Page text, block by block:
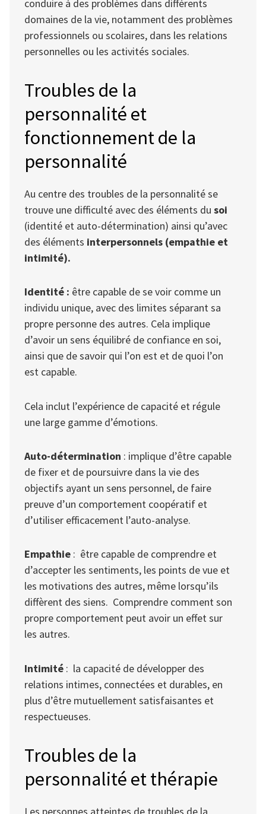
conduire à des problèmes dans différents
domaines de la vie, notamment des problèmes
professionnels ou scolaires, dans les relations
personnelles ou les activités sociales.
Troubles de la
personnalité et
fonctionnement de la
personnalité
Au centre des troubles de la personnalité se
trouve une difficulté avec des éléments du soi
(identité et auto-détermination) ainsi qu’avec
des éléments interpersonnels (empathie et
intimité).
Identité : être capable de se voir comme un
individu unique, avec des limites séparant sa
propre personne des autres. Cela implique
d’avoir un sens équilibré de confiance en soi,
ainsi que de savoir qui l’on est et de quoi l’on
est capable.
Cela inclut l’expérience de capacité et régule
une large gamme d’émotions.
Auto-détermination : implique d’être capable
de fixer et de poursuivre dans la vie des
objectifs ayant un sens personnel, de faire
preuve d’un comportement coopératif et
d’utiliser efficacement l’auto-analyse.
Empathie : être capable de comprendre et
d’accepter les sentiments, les points de vue et
les motivations des autres, même lorsqu’ils
diffèrent des siens. Comprendre comment son
propre comportement peut avoir un effet sur
les autres.
Intimité : la capacité de développer des
relations intimes, connectées et durables, en
plus d’être mutuellement satisfaisantes et
respectueuses.
Troubles de la
personnalité et thérapie
Les personnes atteintes de troubles de la